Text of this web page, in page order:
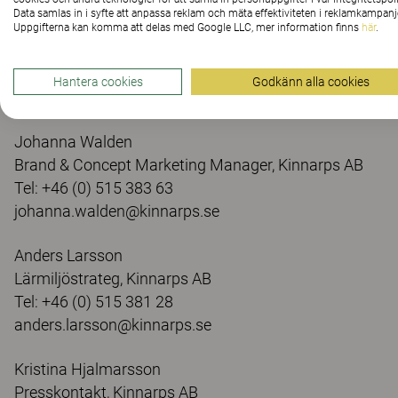
För mer information, kontakta:
Johanna Walden
Brand & Concept Marketing Manager, Kinnarps AB
Tel: +46 (0) 515 383 63
johanna.walden@kinnarps.se
Anders Larsson
Lärmiljöstrateg, Kinnarps AB
Tel: +46 (0) 515 381 28
anders.larsson@kinnarps.se
Kristina Hjalmarsson
Presskontakt, Kinnarps AB
Data samlas in i syfte att anpassa reklam och mäta effektiviteten i
Uppgifterna kan komma att delas med Google LLC, mer information finns här.
Hantera cookies Godkänn alla cookies